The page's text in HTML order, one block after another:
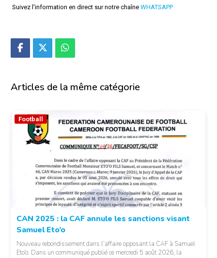
Suivez l'information en direct sur notre chaîne WHATSAPP
Articles de la même catégorie
Football
CAN 2025 : la CAF annule les sanctions visant
Samuel Eto’o
Nouveau rebondissement dans l’affaire opposant la CAF à Samuel
Eto’o. Dans un communiqué publié ce mercredi 5 août 2026, la